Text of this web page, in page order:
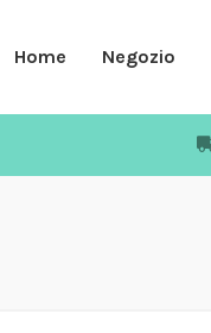
Home Negozio